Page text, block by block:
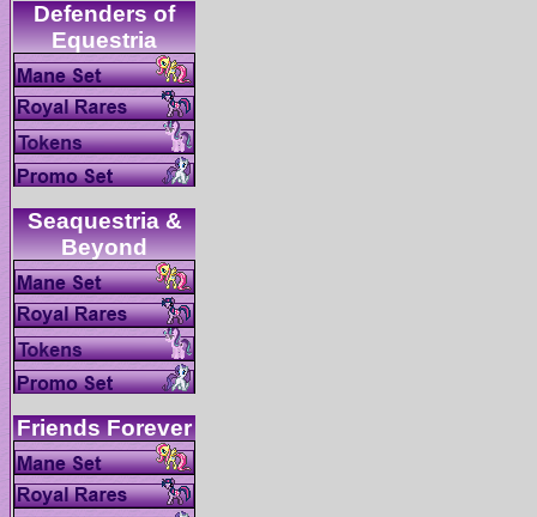
Defenders of
Seaquestria &